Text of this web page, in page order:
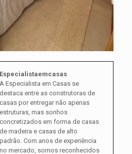
Especialistaemcasas
A Especialista em Casas se
destaca entre as construtoras de
casas por entregar não apenas
estruturas, mas sonhos
concretizados em forma de casas
de madeira e casas de alto
padrão. Com anos de experiência
no mercado, somos reconhecidos